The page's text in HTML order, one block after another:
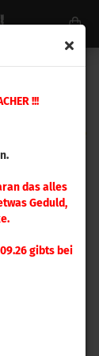
!!!
das alles
Geduld,
gibts bei